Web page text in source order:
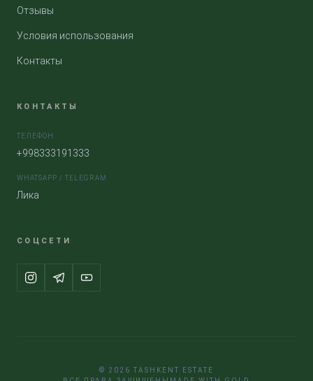
Отзывы
Условия использования
Контакты
КОНТАКТЫ
ТЕЛЕФОН
+998333191333
WHATSAPP / TELEGRAM
Лика
СОЦСЕТИ
© 2026 TASHKENT ESTATE